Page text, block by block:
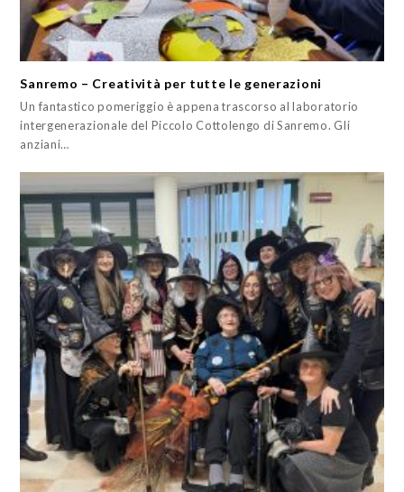
Sanremo – Creatività per tutte le generazioni
Un fantastico pomeriggio è appena trascorso al laboratorio
intergenerazionale del Piccolo Cottolengo di Sanremo. Gli
anziani…